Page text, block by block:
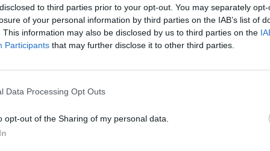
to third parties prior to your opt-out. You may separately
of your personal information by third parties on the IAB’s list of
This information may also be disclosed by us to third parties on the
Participants that may further disclose it to other third parties.
Data Processing Opt Outs
opt-out of the Sharing of my personal data.
verso questo mezzo che lo ha
sua vita.